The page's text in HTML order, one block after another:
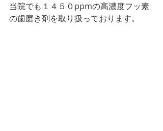
当院でも１４５０ppmの高濃度フッ素
の歯磨き剤を取り扱っております。